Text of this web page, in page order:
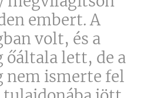
embert. A
volt, és a
őáltala lett, de a
nem ismerte fel